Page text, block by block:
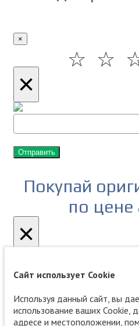
×
☆
☆
×
Отправить
Покупай
по цене
×
Оставь свой телефон -
Сайт использует Cookie
Используя данный сайт, вы
использование ваших Cookie,
адресе и местоположении,